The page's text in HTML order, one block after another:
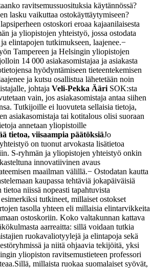
ravitsemussuosituksia käytännössä?
lasku vaikuttaa ostokäyttäytymiseen?
ostoskori eroaa kajaanilaisesta
ja yliopistojen yhteistyö, jossa ostodata
elintapojen tutkimukseen, laajenee.−
Tampereen ja Helsingin yliopistojen
14 000 asiakasomistajaa ja asiakasta
hyödyntämiseen tieteentekemisen
ja kutsu osallistua lähetetään noin
johtaja Veli-Pekka Ääri SOK:sta
vain, jos asiakasomistaja antaa siihen
Tutkijoille ei luovuteta sellaisia tietoja,
asiakasomistaja tai kotitalous olisi suoraan
annetaan yliopistoille
tietoa, viisaampia päätöksiäJo
on tuonut arvokasta lisätietoa
S-ryhmän ja yliopistojen yhteistyö onkin
innovatiivinen avaus
maailman välillä.− Ostodatan kautta
kaupassa tehtäviä jokapäiväisiä
niissä nopeasti tapahtuvista
tutkineet, millaiset ostokset
tasolla yhteen eli millaisia elintarvikkeita
ostoskoriin. Koko valtakunnan kattava
aarreaitta: sillä voidaan tutkia
ruokavaliotyylejä ja elintapoja sekä
ja niitä ohjaavia tekijöitä, yksi
yliopiston ravitsemustieteen professori
Sillä, millaista ruokaa suomalaiset syövät,